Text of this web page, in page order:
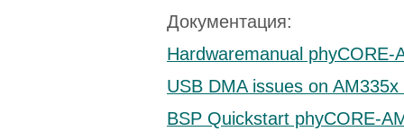
Документация:
Hardwaremanual
USB DMA issues on
BSP Quickstart phyCORE-